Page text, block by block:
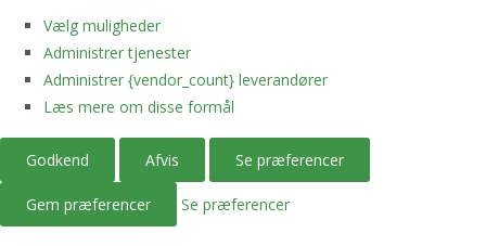
Vælg muligheder
Administrer tjenester
Administrer {vendor_count} leverandører
Læs mere om disse formål
Godkend Afvis Se præferencer
Gem præferencer Se præferencer